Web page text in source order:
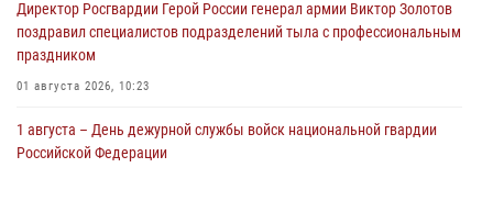
Директор Росгвардии Герой России генерал армии Виктор Золотов
поздравил специалистов подразделений тыла с профессиональным
праздником
01 августа 2026, 10:23
1 августа – День дежурной службы войск национальной гвардии
Российской Федерации